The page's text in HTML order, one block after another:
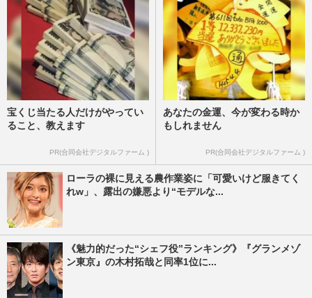
宝くじ当たる人だけがやってい
ること、教えます
PR(合同会社デジタルファーム )
あなたの金運、今が変わる時か
もしれません
PR(合同会社デジタルファーム )
ローラの裸に見える農作業姿に「可愛いけど服きてく
れw」、露出の嫌悪より“モデルな...
《魅力的だった“シェフ役”ランキング》『グランメゾ
ン東京』の木村拓哉と同率1位に...